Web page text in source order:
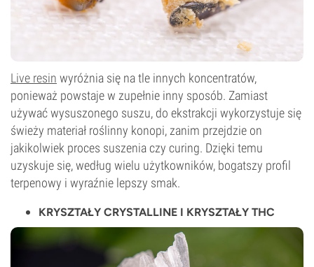
Live resin wyróżnia się na tle innych koncentratów,
ponieważ powstaje w zupełnie inny sposób. Zamiast
używać wysuszonego suszu, do ekstrakcji wykorzystuje się
świeży materiał roślinny konopi, zanim przejdzie on
jakikolwiek proces suszenia czy curing. Dzięki temu
uzyskuje się, według wielu użytkowników, bogatszy profil
terpenowy i wyraźnie lepszy smak.
KRYSZTAŁY CRYSTALLINE I KRYSZTAŁY THC